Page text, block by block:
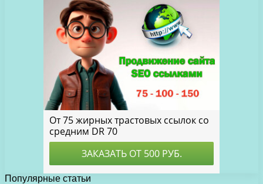
Популярные статьи